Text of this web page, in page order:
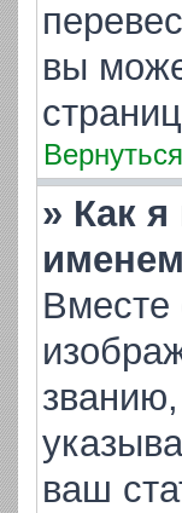
вы
» Как
Вместе
ваш